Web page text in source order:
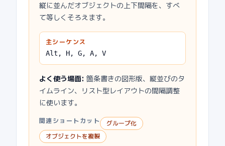
縦に並んだオブジェクトの上下間隔を、すべ
て等しくそろえます。
主シーケンス
Alt, H, G, A, V
よく使う場面: 箇条書きの図形版、縦並びのタ
イムライン、リスト型レイアウトの間隔調整
に使います。
関連ショートカット
グループ化
オブジェクトを複製